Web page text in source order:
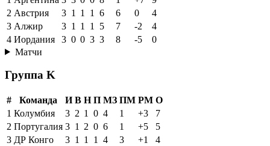
2 Австрия 3 1 1 1 6 6 0
4
3 Алжир 3 1 1 1 5 7 -2
4
4 Иордания 3 0 0 3 3 8 -5
0
Матчи
Группа K
# Команда И В Н П МЗ ПМ РМ О
1 Колумбия 3 2 1 0 4 1 +3
7
2 Португалия 3 1 2 0 6 1 +5
5
3 ДР Конго 3 1 1 1 4 3 +1
4